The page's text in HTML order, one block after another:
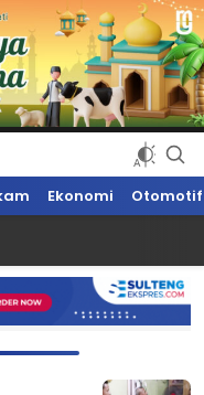
Terkini, Suaranya Rakyat
Ekonomi Otomotif